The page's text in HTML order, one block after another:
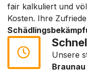
fair kalkuliert und
Kosten. Ihre
Unsere
Braunau